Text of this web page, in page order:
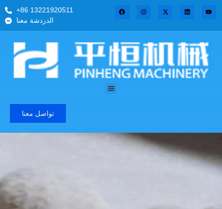
+86 13221920511
الدردشة معنا
تواصل معنا